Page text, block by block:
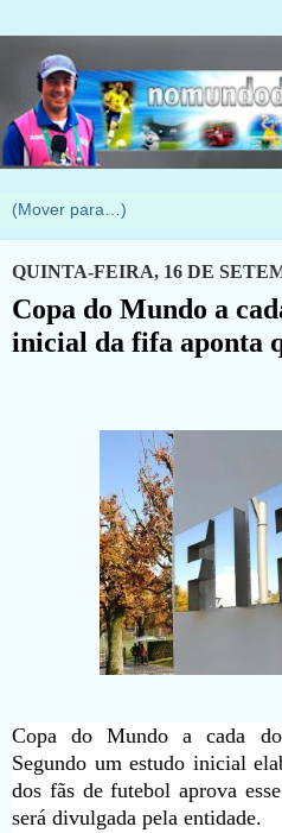
QUINTA-FEIRA, 16 DE
Copa do Mundo a
inicial da fifa aponta
Copa do Mundo a cada
Segundo um estudo inicial
dos fãs de futebol aprova
será divulgada pela entidade.